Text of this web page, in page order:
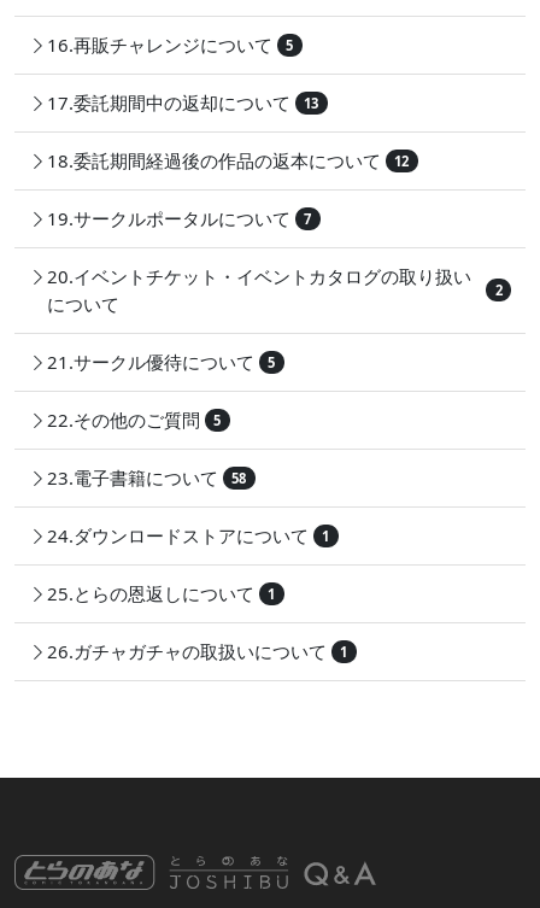
16.再販チャレンジについて 5
17.委託期間中の返却について 13
18.委託期間経過後の作品の返本について 12
19.サークルポータルについて 7
20.イベントチケット・イベントカタログの取り扱い
について
2
21.サークル優待について 5
22.その他のご質問 5
23.電子書籍について 58
24.ダウンロードストアについて 1
25.とらの恩返しについて 1
26.ガチャガチャの取扱いについて 1